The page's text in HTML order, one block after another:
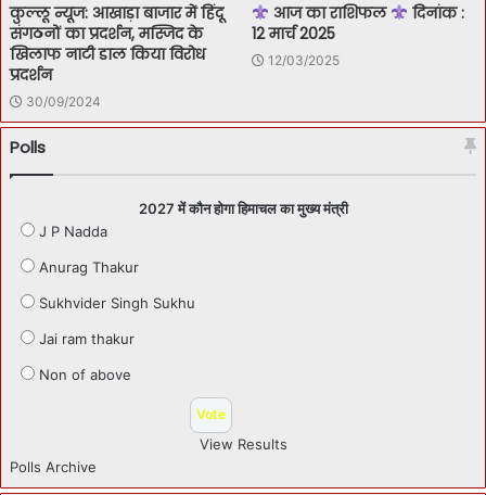
कुल्लू न्यूज: आखाड़ा बाजार में हिंदू
संगठनों का प्रदर्शन, मस्जिद के
खिलाफ नाटी डाल किया विरोध
प्रदर्शन
30/09/2024
आज का राशिफल
दिनांक :
12 मार्च 2025
12/03/2025
Polls
2027 में कौन होगा हिमाचल का मुख्य मंत्री
J P Nadda
Anurag Thakur
Sukhvider Singh Sukhu
Jai ram thakur
Non of above
View Results
Polls Archive